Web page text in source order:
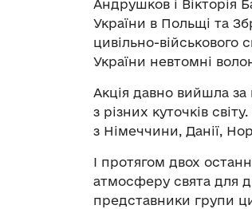
Андрушков і Вікторія
України в Польщі та
цивільно-військового
України невтомні
Акція давно вийшла
з різних куточків
з Німеччини, Данії,
І протягом двох
атмосферу свята для
представники групи